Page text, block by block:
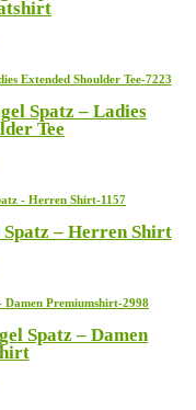
Spatz – Ladies
Tee
– Herren Shirt
Spatz – Damen